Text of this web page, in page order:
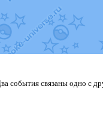
события связаны одно с